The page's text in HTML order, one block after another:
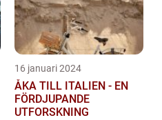
16 januari 2024
ÅKA TILL ITALIEN - EN
FÖRDJUPANDE
UTFORSKNING